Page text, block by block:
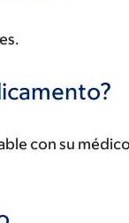
con su